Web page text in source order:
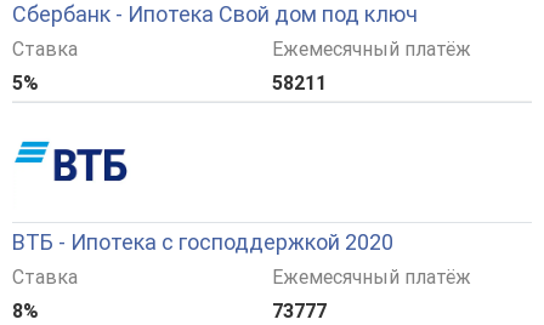
Сбербанк - Ипотека Свой дом под ключ
Ставка
5%
Ежемесячный платёж
58211
ВТБ - Ипотека с господдержкой 2020
Ставка
8%
Ежемесячный платёж
73777